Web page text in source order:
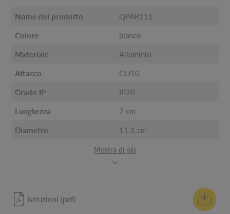
Nome del prodotto QPAR111
Colore bianco
Materiale Alluminio
Attacco GU10
Grado IP IP20
Lunghezza 7 cm
Diametro 11.1 cm
Mostra di più
Istruzioni (pdf)